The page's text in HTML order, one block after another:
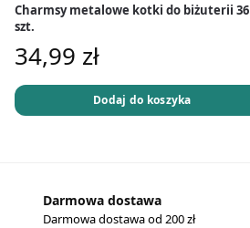
Charmsy metalowe kotki do biżuterii 36
szt.
34,99 zł
Dodaj do koszyka
Darmowa dostawa
Darmowa dostawa od 200 zł